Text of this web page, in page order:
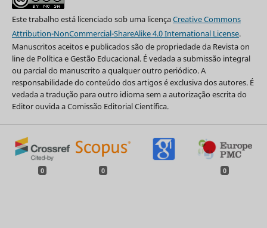
Este trabalho está licenciado sob uma licençaCreative Commons
Attribution-NonCommercial-ShareAlike 4.0 International License.
Manuscritos aceitos e publicados são de propriedade da Revista on
line de Política e Gestão Educacional. É vedada a submissão integral
ou parcial do manuscrito a qualquer outro periódico. A
responsabilidade do conteúdo dos artigos é exclusiva dos autores. É
vedada a tradução para outro idioma sem a autorização escrita do
Editor ouvida a Comissão Editorial Científica.
0 0 0